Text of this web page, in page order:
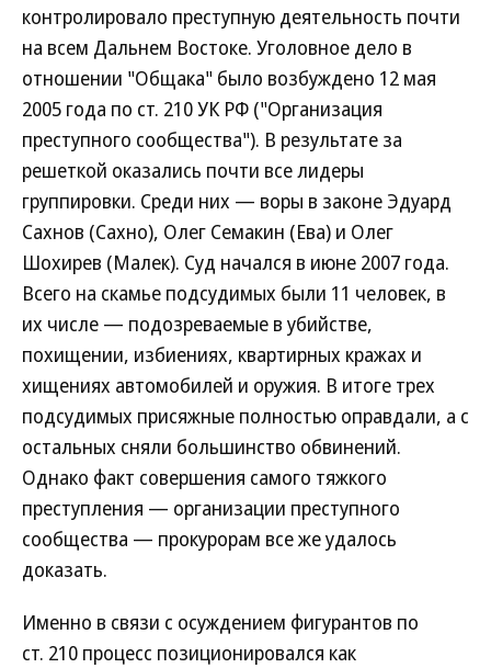
контролировало преступную деятельность почти
на всем Дальнем Востоке. Уголовное дело в
отношении "Общака" было возбуждено 12 мая
2005 года по ст. 210 УК РФ ("Организация
преступного сообщества"). В результате за
решеткой оказались почти все лидеры
группировки. Среди них — воры в законе Эдуард
Сахнов (Сахно), Олег Семакин (Ева) и Олег
Шохирев (Малек). Суд начался в июне 2007 года.
Всего на скамье подсудимых были 11 человек, в
их числе — подозреваемые в убийстве,
похищении, избиениях, квартирных кражах и
хищениях автомобилей и оружия. В итоге трех
подсудимых присяжные полностью оправдали, а с
остальных сняли большинство обвинений.
Однако факт совершения самого тяжкого
преступления — организации преступного
сообщества — прокурорам все же удалось
доказать.
Именно в связи с осуждением фигурантов по
ст. 210 процесс позиционировался как